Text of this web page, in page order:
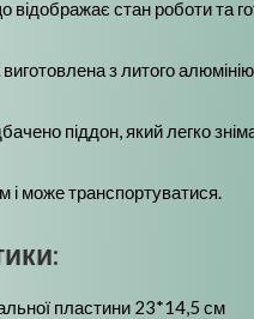
відображає стан роботи та
​​з литого
піддон, який легко
і може транспортуватися.
пластини 23*14,5 см